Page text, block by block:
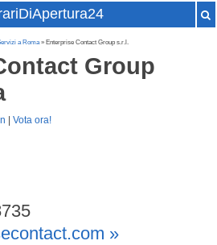
a Roma» Enterprise Contact Group s.r.l.
Group
|Vota ora!
»